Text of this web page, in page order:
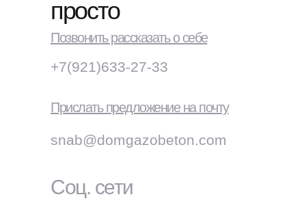
просто
Позвонить рассказать о себе
snab@domgazobeton.com
Соц. сети
Прислать предложение на почту
+7(921)633-27-33